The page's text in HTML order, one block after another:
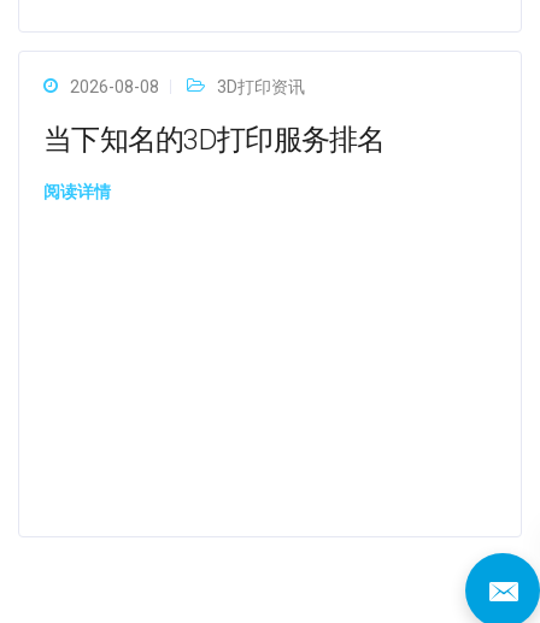
2026-08-08 3D打印资讯
当下知名的3D打印服务排名
阅读详情